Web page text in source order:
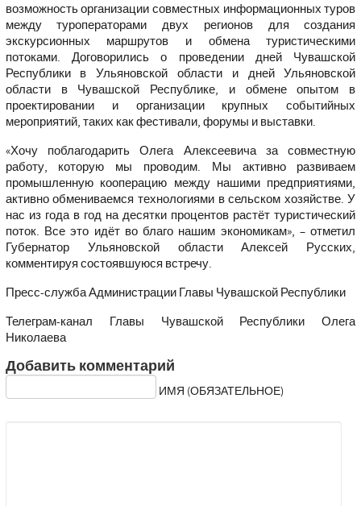
возможность организации совместных информационных туров
между туроператорами двух регионов для создания
экскурсионных маршрутов и обмена туристическими
потоками. Договорились о проведении дней Чувашской
Республики в Ульяновской области и дней Ульяновской
области в Чувашской Республике, и обмене опытом в
проектировании и организации крупных событийных
мероприятий, таких как фестивали, форумы и выставки.
«Хочу поблагодарить Олега Алексеевича за совместную
работу, которую мы проводим. Мы активно развиваем
промышленную кооперацию между нашими предприятиями,
активно обмениваемся технологиями в сельском хозяйстве. У
нас из года в год на десятки процентов растёт туристический
поток. Все это идёт во благо нашим экономикам», – отметил
Губернатор Ульяновской области Алексей Русских,
комментируя состоявшуюся встречу.
Пресс-служба Администрации Главы Чувашской Республики
Телеграм-канал Главы Чувашской Республики Олега
Николаева
Добавить комментарий
ИМЯ (ОБЯЗАТЕЛЬНОЕ)